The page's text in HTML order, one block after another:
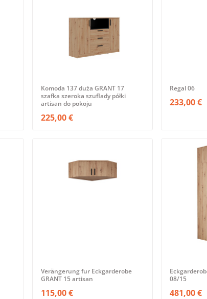
Komoda 137 duża GRANT 17
szafka szeroka szuflady półki
artisan do pokoju
225,00 €
Regal 06
233,00 €
Verängerung fur Eckgarderobe
GRANT 15 artisan
115,00 €
08/15
481,00 €